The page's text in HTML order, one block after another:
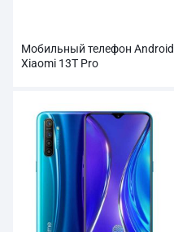
Мобильный телефон Android
Xiaomi 13T Pro